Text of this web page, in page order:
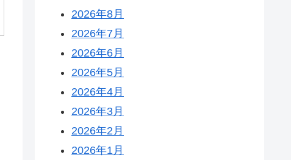
2026年8月
2026年7月
2026年6月
2026年5月
2026年4月
2026年3月
2026年2月
2026年1月